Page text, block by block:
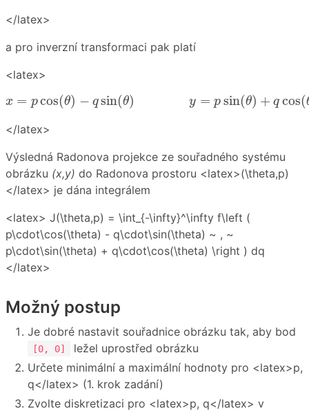
</latex>
a pro inverzní transformaci pak platí
<latex>
x = pcos(θ) − qsin(θ) y = p sin(θ) + q cos(
x=pcos (θ)−qsin sin θ) +qcos ( )
</latex>
Výsledná Radonova projekce ze souřadného systému
obrázku (x,y) do Radonova prostoru <latex>(\theta,p)
</latex> je dána integrálem
<latex> J(\theta,p) = \int_{-\infty}^\infty f\left (
p\cdot\cos(\theta) - q\cdot\sin(\theta) ~ , ~
p\cdot\sin(\theta) + q\cdot\cos(\theta) \right ) dq
</latex>
Možný postup
Je dobré nastavit souřadnice obrázku tak, aby bod
[0, 0]
ležel uprostřed obrázku
Určete minimální a maximální hodnoty pro <latex>p,
q</latex> (1. krok zadání)
Zvolte diskretizaci pro <latex>p, q</latex> v